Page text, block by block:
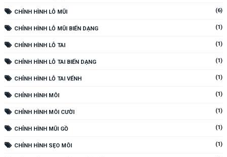
CHỈNH HÌNH LỖ MŨI (6)
CHỈNH HÌNH LỖ MŨI BIẾN DẠNG (1)
CHỈNH HÌNH LỖ TAI (1)
CHỈNH HÌNH LỖ TAI BIẾN DẠNG (1)
CHỈNH HÌNH LỖ TAI VỂNH (1)
CHỈNH HÌNH MÔI (1)
CHỈNH HÌNH MÔI CƯỜI (1)
CHỈNH HÌNH MŨI GỒ (1)
CHỈNH HÌNH SẸO MÔI (1)